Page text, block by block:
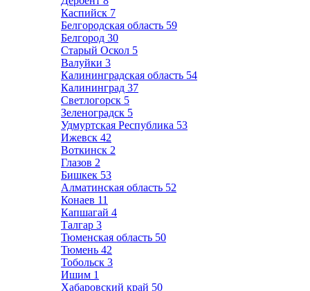
Каспийск 7
Белгородская область 59
Белгород 30
Старый Оскол 5
Валуйки 3
Калининградская область 54
Калининград 37
Светлогорск 5
Зеленоградск 5
Удмуртская Республика 53
Ижевск 42
Воткинск 2
Глазов 2
Бишкек 53
Алматинская область 52
Конаев 11
Капшагай 4
Талгар 3
Тюменская область 50
Тюмень 42
Тобольск 3
Ишим 1
Хабаровский край 50